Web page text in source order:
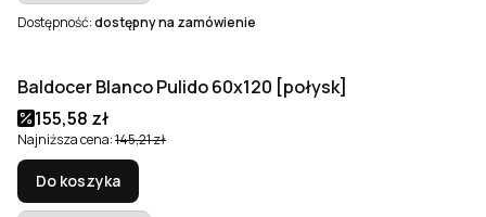
Dostępność:dostępny na zamówienie
Okazja
Baldocer Blanco Pulido 60x120 [połysk]
Cena promocyjna
155,58 zł
Najniższa cena:145,21 zł
Do koszyka